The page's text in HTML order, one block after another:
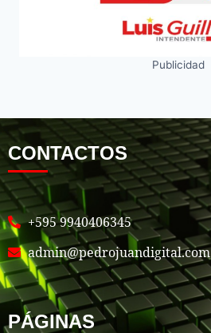
Publicidad
CONTACTOS
+595 9940406345
admin@pedrojuandigital.com
PÁGINAS